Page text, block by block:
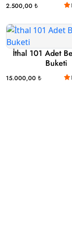
2.500,00 ₺
İthal 101 Adet
Buketi
15.000,00 ₺